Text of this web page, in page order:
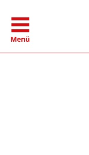
Menü